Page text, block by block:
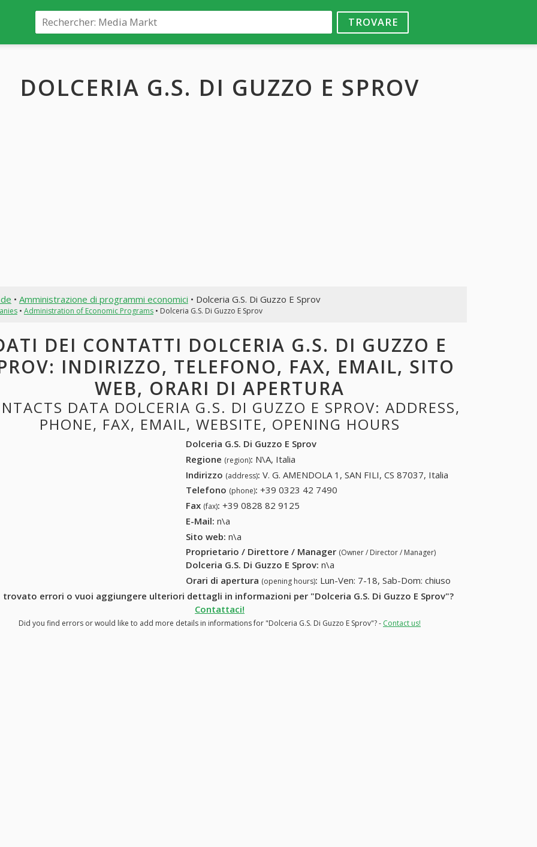
TROVARE
DOLCERIA G.S. DI GUZZO E SPROV
• Amministrazione di programmi economici • Dolceria G.S. Di Guzzo E Sprov
• Administration of Economic Programs• Dolceria G.S. Di Guzzo E Sprov
DEI CONTATTI DOLCERIA G.S. DI GUZZO E
INDIRIZZO, TELEFONO, FAX, EMAIL, SITO
WEB, ORARI DI APERTURA
DATA DOLCERIA G.S. DI GUZZO E SPROV: ADDRESS,
PHONE, FAX, EMAIL, WEBSITE, OPENING HOURS
Dolceria G.S. Di Guzzo E Sprov
Regione (region): N\A, Italia
Indirizzo (address): V. G. AMENDOLA 1, SAN FILI, CS 87037, Italia
Telefono (phone): +39 0323 42 7490
Fax (fax): +39 0828 82 9125
E-Mail: n\a
Sito web: n\a
Proprietario / Direttore / Manager (Owner / Director / Manager)
Dolceria G.S. Di Guzzo E Sprov: n\a
Orari di apertura (opening hours): Lun-Ven: 7-18, Sab-Dom: chiuso
trovato errori o vuoi aggiungere ulteriori dettagli in informazioni per "Dolceria G.S. Di Guzzo E Sprov"?
Contattaci!
Did you find errors or would like to add more details in informations for "Dolceria G.S. Di Guzzo E Sprov"? - Contact us!